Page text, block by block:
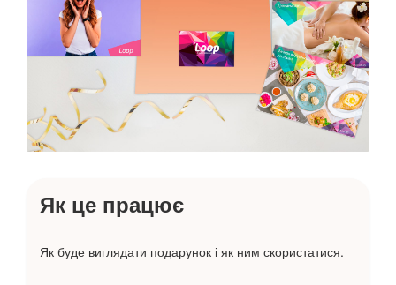
Як це працює
Як буде виглядати подарунок і як ним скористатися.